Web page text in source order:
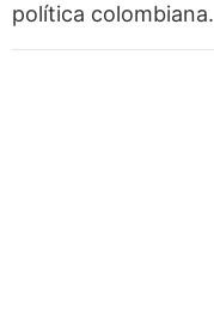
política colombiana.